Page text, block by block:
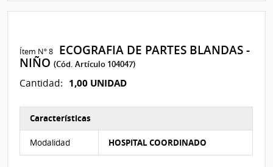
Ítem Nº 8
ECOGRAFIA DE PARTES BLANDAS -
NIÑO(Cód. Artículo 104047)
Cantidad: 1,00 UNIDAD
Características
Modalidad HOSPITAL COORDINADO